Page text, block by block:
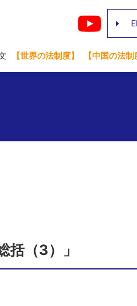
【世界の法制度】 【中国の法制
（3）」